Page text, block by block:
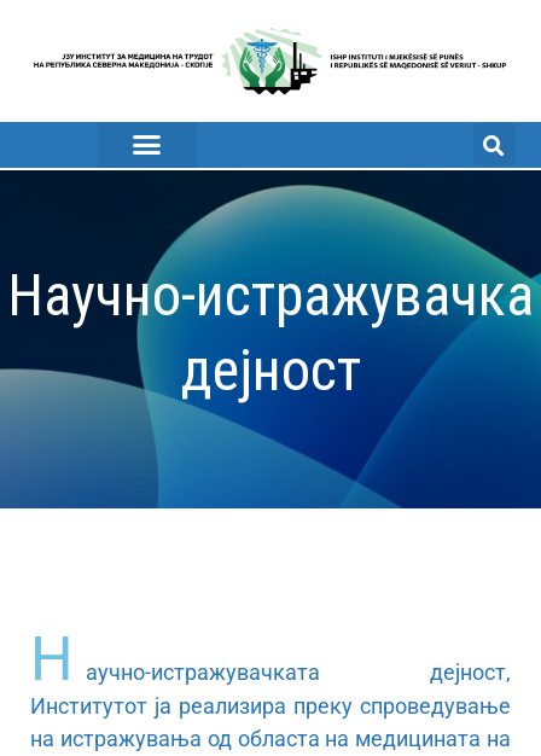
Научно-истражувачка
дејност
Н
аучно-истражувачката дејност,
Институтот ја реализира преку спроведување
на истражувања од областа на медицината на